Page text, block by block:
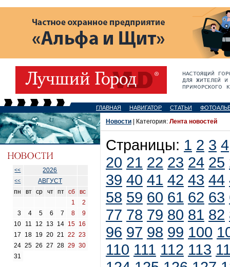
ГЛАВНАЯ НАВИГАТОР СТАТЬИ
<< 2026
<<
АВГУСТ
пн
вт ср чт пт сб
вс
1
2
3
4 5 6 7 8
9
10
11 12 13 14 15 16
17
18 19 20 21 22
23
24 25 26 27 28 29 30
31
Новости | Категория: Лента новостей
Страницы: 1 2 3 4
20 21 22 23 24 25
39 40 41 42 43 44
58 59 60 61 62 63
77 78 79 80 81 82
96 97 98 99 100
110 111 112 113